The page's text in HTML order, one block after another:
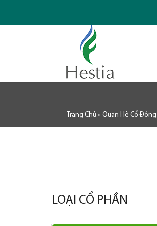
Trang Chủ » Quan Hệ Cổ Đông
LOẠI CỔ PHẦN